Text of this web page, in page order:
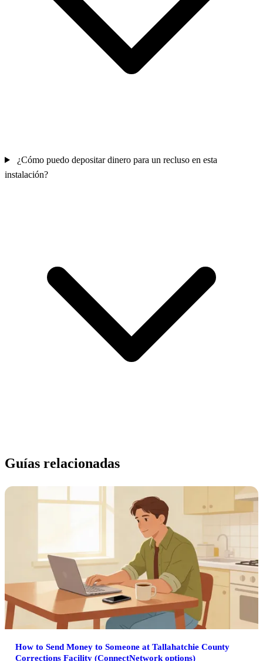
¿Cómo puedo depositar dinero para un recluso en esta
instalación?
Guías relacionadas
How to Send Money to Someone at Tallahatchie County
Corrections Facility (ConnectNetwork options)